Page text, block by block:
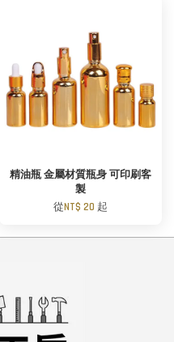
精油瓶 金屬材質瓶身 可印刷客
製
從NT$ 20 起